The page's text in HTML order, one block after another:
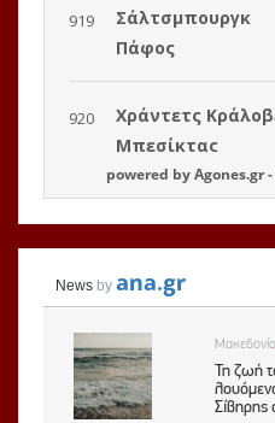
powered byAgones.gr-